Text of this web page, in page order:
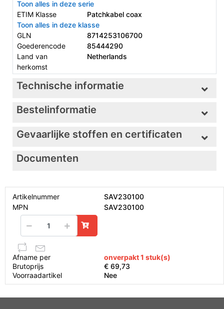
Toon alles in deze serie
ETIM Klasse
Patchkabel coax
Toon alles in deze klasse
GLN
8714253106700
Goederencode
85444290
Land van
herkomst
Netherlands
Technische informatie
Bestelinformatie
Gevaarlijke stoffen en certificaten
Documenten
Artikelnummer
SAV230100
MPN
SAV230100
Afname per
onverpakt 1 stuk(s)
Brutoprijs
€ 69,73
Voorraadartikel
Nee